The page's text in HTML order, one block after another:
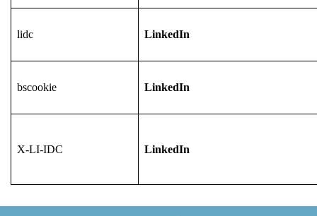
lidc LinkedIn
bscookie LinkedIn
X-LI-IDC LinkedIn